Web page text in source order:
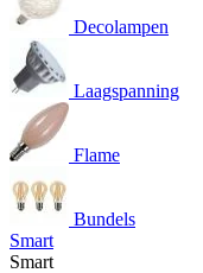
Decolampen
Laagspanning
Flame
Bundels
Smart
Smart